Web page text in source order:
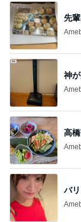
先
神
高
バ